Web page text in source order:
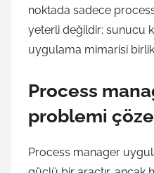
noktada sadece
yeterli değildir; sunucu
uygulama mimarisi
Process
problemi
Process manager